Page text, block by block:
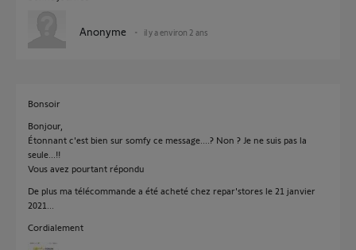
Anonyme il y a environ 2 ans
Bonsoir
Bonjour,
Étonnant c'est bien sur somfy ce message....? Non ? Je ne suis pas la
seule...!!
Vous avez pourtant répondu
De plus ma télécommande a été acheté chez repar'stores le 21 janvier
2021...
Cordialement